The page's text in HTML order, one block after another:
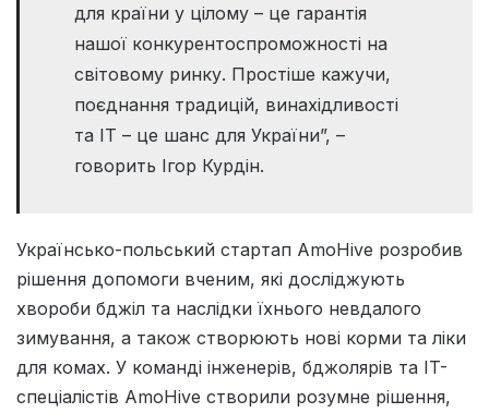
для країни у цілому – це гарантія
нашої конкурентоспроможності на
світовому ринку. Простіше кажучи,
поєднання традицій, винахідливості
та ІТ – це шанс для України”, –
говорить Ігор Курдін.
Українсько-польський стартап AmoHive розробив
рішення допомоги вченим, які досліджують
хвороби бджіл та наслідки їхнього невдалого
зимування, а також створюють нові корми та ліки
для комах. У команді інженерів, бджолярів та IT-
спеціалістів AmoHive створили розумне рішення,